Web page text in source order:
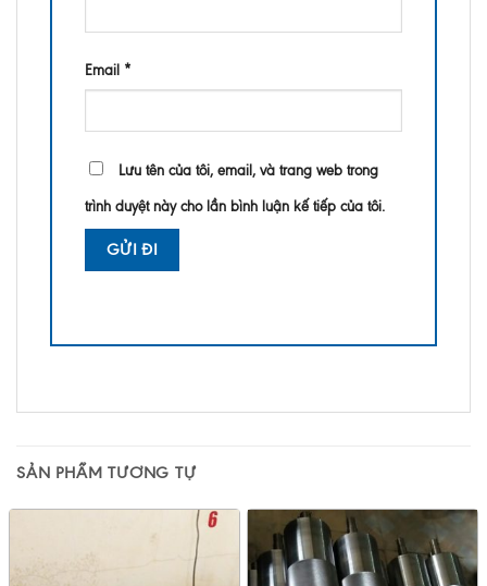
Email *
Lưu tên của tôi, email, và trang web trong
trình duyệt này cho lần bình luận kế tiếp của tôi.
SẢN PHẨM TƯƠNG TỰ